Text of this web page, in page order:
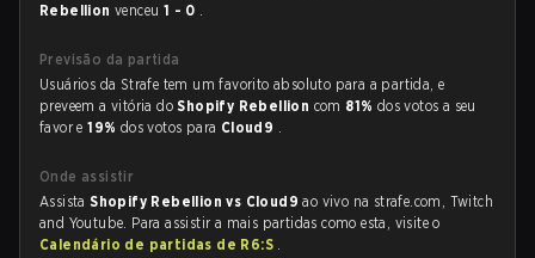
Rebellionvenceu 1 - 0 .
Previsão da partida
Usuários da Strafe tem um favorito absoluto para a partida, e
preveem a vitória doShopify Rebellion com 81% dos votos a seu
favor e19% dos votos para Cloud9 .
Onde assistir
AssistaShopify Rebellion vs Cloud9ao vivo na strafe.com, Twitch
and Youtube. Para assistir a mais partidas como esta, visite o
Calendário de partidas de R6:S .